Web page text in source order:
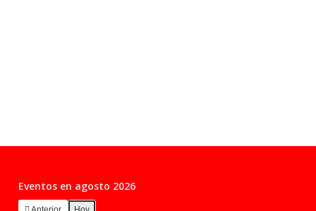
Eventos en agosto 2026